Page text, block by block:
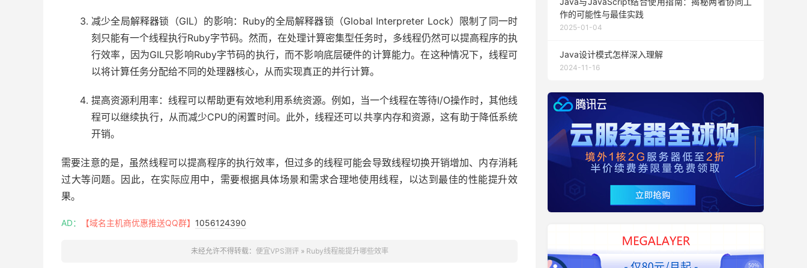
减少全局解释器锁（GIL）的影响：Ruby的全局解释器锁（Global Interpreter Lock）限制了同一时
刻只能有一个线程执行Ruby字节码。然而，在处理计算密集型任务时，多线程仍然可以提高程序的执
行效率，因为GIL只影响Ruby字节码的执行，而不影响底层硬件的计算能力。在这种情况下，线程可
以将计算任务分配给不同的处理器核心，从而实现真正的并行计算。
提高资源利用率：线程可以帮助更有效地利用系统资源。例如，当一个线程在等待I/O操作时，其他线
程可以继续执行，从而减少CPU的闲置时间。此外，线程还可以共享内存和资源，这有助于降低系统
开销。
需要注意的是，虽然线程可以提高程序的执行效率，但过多的线程可能会导致线程切换开销增加、内存消耗
过大等问题。因此，在实际应用中，需要根据具体场景和需求合理地使用线程，以达到最佳的性能提升效
果。
AD： 【域名主机商优惠推送QQ群】 1056124390
未经允许不得转载： 便宜VPS测评» Ruby线程能提升哪些效率
作的可能性与最佳实践
2025-01-04
Java设计模式怎样深入理解
2024-11-16